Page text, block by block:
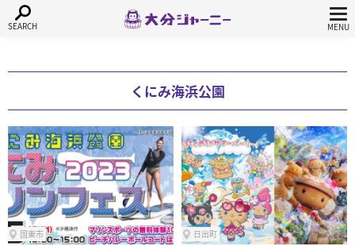
くにみ海浜公園
国東市
日出町